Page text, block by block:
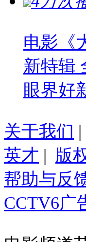
电影《
新特辑
眼界好
关于我们 |
英才 | 版
帮助与反
CCTV6广